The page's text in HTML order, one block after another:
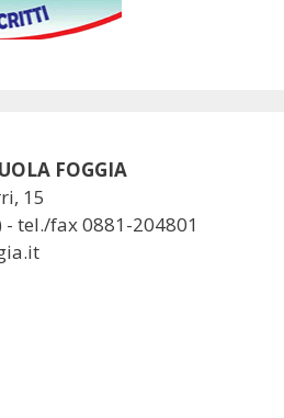
FOGGIA
15
- tel./fax 0881-204801